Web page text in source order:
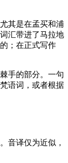
其是在孟买和浦
汇带进了马拉地
；在正式写作
手的部分。一句
语词，或者根据
音译仅为近似，